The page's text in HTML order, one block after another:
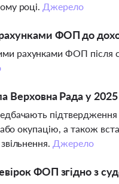
році. Джерело
ФОП до
рахунками ФОП після
Верховна Рада у 2025
окупацію, а також
Джерело
ФОП згідно з